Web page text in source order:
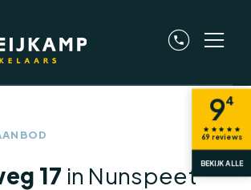
94
69reviews
BEKIJK ALLE
17 in Nunspeet